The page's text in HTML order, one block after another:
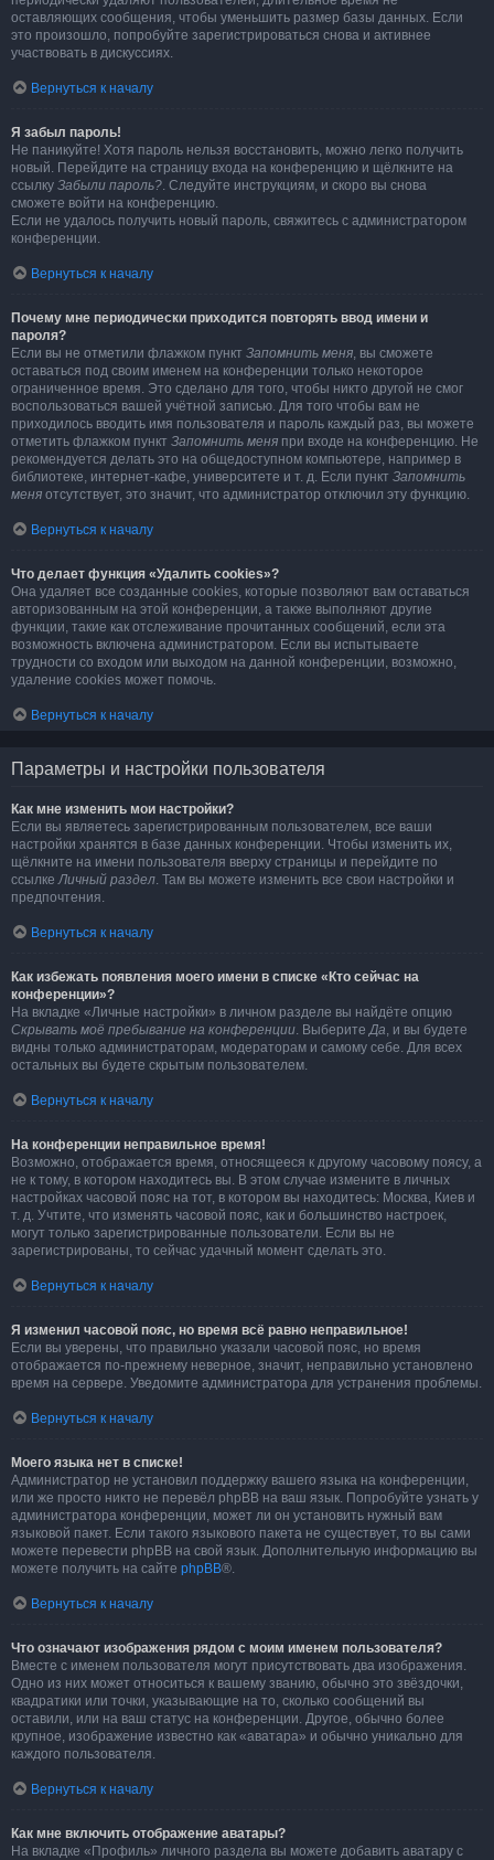
оставляющих сообщения, чтобы уменьшить размер базы данных. Если
это произошло, попробуйте зарегистрироваться снова и активнее
участвовать в дискуссиях.
Вернуться к началу
Я забыл пароль!
Не паникуйте! Хотя пароль нельзя восстановить, можно легко получить
новый. Перейдите на страницу входа на конференцию и щёлкните на
ссылку Забыли пароль?. Следуйте инструкциям, и скоро вы снова
сможете войти на конференцию.
Если не удалось получить новый пароль, свяжитесь с администратором
конференции.
Вернуться к началу
Почему мне периодически приходится повторять ввод имени и
пароля?
Если вы не отметили флажком пункт Запомнить меня, вы сможете
оставаться под своим именем на конференции только некоторое
ограниченное время. Это сделано для того, чтобы никто другой не смог
воспользоваться вашей учётной записью. Для того чтобы вам не
приходилось вводить имя пользователя и пароль каждый раз, вы можете
отметить флажком пункт Запомнить меня при входе на конференцию. Не
рекомендуется делать это на общедоступном компьютере, например в
библиотеке, интернет-кафе, университете и т. д. Если пункт Запомнить
меня отсутствует, это значит, что администратор отключил эту функцию.
Вернуться к началу
Что делает функция «Удалить cookies»?
Она удаляет все созданные cookies, которые позволяют вам оставаться
авторизованным на этой конференции, а также выполняют другие
функции, такие как отслеживание прочитанных сообщений, если эта
возможность включена администратором. Если вы испытываете
трудности со входом или выходом на данной конференции, возможно,
удаление cookies может помочь.
Вернуться к началу
Параметры и настройки пользователя
Как мне изменить мои настройки?
Если вы являетесь зарегистрированным пользователем, все ваши
настройки хранятся в базе данных конференции. Чтобы изменить их,
щёлкните на имени пользователя вверху страницы и перейдите по
ссылкеЛичный раздел. Там вы можете изменить все свои настройки и
предпочтения.
Вернуться к началу
Как избежать появления моего имени в списке «Кто сейчас на
конференции»?
На вкладке «Личные настройки» в личном разделе вы найдёте опцию
Скрывать моё пребывание на конференции. ВыберитеДа, и вы будете
видны только администраторам, модераторам и самому себе. Для всех
остальных вы будете скрытым пользователем.
Вернуться к началу
На конференции неправильное время!
Возможно, отображается время, относящееся к другому часовому поясу, а
не к тому, в котором находитесь вы. В этом случае измените в личных
настройках часовой пояс на тот, в котором вы находитесь: Москва, Киев и
т. д. Учтите, что изменять часовой пояс, как и большинство настроек,
могут только зарегистрированные пользователи. Если вы не
зарегистрированы, то сейчас удачный момент сделать это.
Вернуться к началу
Я изменил часовой пояс, но время всё равно неправильное!
Если вы уверены, что правильно указали часовой пояс, но время
отображается по-прежнему неверное, значит, неправильно установлено
время на сервере. Уведомите администратора для устранения проблемы.
Вернуться к началу
Моего языка нет в списке!
Администратор не установил поддержку вашего языка на конференции,
или же просто никто не перевёл phpBB на ваш язык. Попробуйте узнать у
администратора конференции, может ли он установить нужный вам
языковой пакет. Если такого языкового пакета не существует, то вы сами
можете перевести phpBB на свой язык. Дополнительную информацию вы
можете получить на сайте phpBB®.
Вернуться к началу
Что означают изображения рядом с моим именем пользователя?
Вместе с именем пользователя могут присутствовать два изображения.
Одно из них может относиться к вашему званию, обычно это звёздочки,
квадратики или точки, указывающие на то, сколько сообщений вы
оставили, или на ваш статус на конференции. Другое, обычно более
крупное, изображение известно как «аватара» и обычно уникально для
каждого пользователя.
Вернуться к началу
Как мне включить отображение аватары?
На вкладке «Профиль» личного раздела вы можете добавить аватару с